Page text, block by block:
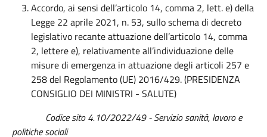
Accordo, ai sensi dell’articolo 14, comma 2, lett. e) della
Legge 22 aprile 2021, n. 53, sullo schema di decreto
legislativo recante attuazione dell’articolo 14, comma
2, lettere e), relativamente all’individuazione delle
misure di emergenza in attuazione degli articoli 257 e
258 del Regolamento (UE) 2016/429. (PRESIDENZA
CONSIGLIO DEI MINISTRI - SALUTE)
Codice sito 4.10/2022/49- Servizio sanità, lavoro e
politiche sociali